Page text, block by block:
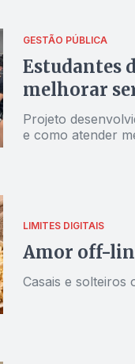
GESTÃO PÚBLICA
Estudantes
melhorar
Projeto
e como atender
LIMITES DIGITAIS
Amor off-
Casais e solteiros